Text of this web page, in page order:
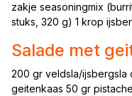
zakje seasoningmix
stuks, 320 g) 1 krop
Salade met
200 gr veldsla/ijsbergsla
geitenkaas 50 gr